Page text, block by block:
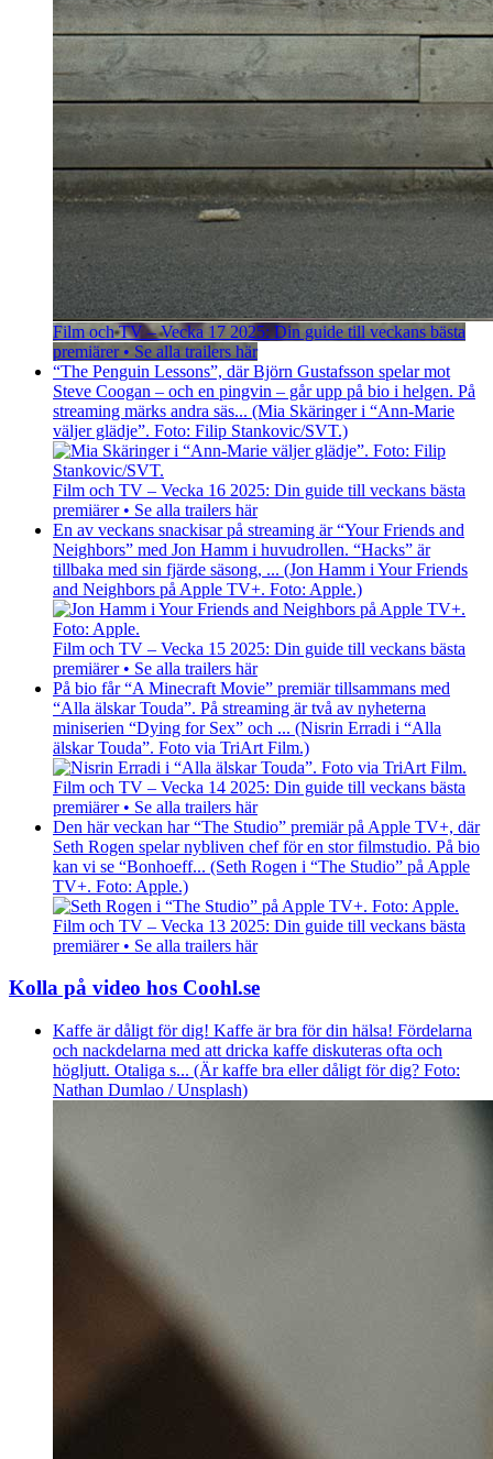
Film och TV – Vecka 17 2025: Din guide till veckans bästa
premiärer • Se alla trailers här
“The Penguin Lessons”, där Björn Gustafsson spelar mot
Steve Coogan – och en pingvin – går upp på bio i helgen. På
streaming märks andra säs... (Mia Skäringer i “Ann-Marie
väljer glädje”. Foto: Filip Stankovic/SVT.)
Film och TV – Vecka 16 2025: Din guide till veckans bästa
premiärer • Se alla trailers här
En av veckans snackisar på streaming är “Your Friends and
Neighbors” med Jon Hamm i huvudrollen. “Hacks” är
tillbaka med sin fjärde säsong, ... (Jon Hamm i Your Friends
and Neighbors på Apple TV+. Foto: Apple.)
Film och TV – Vecka 15 2025: Din guide till veckans bästa
premiärer • Se alla trailers här
På bio får “A Minecraft Movie” premiär tillsammans med
“Alla älskar Touda”. På streaming är två av nyheterna
miniserien “Dying for Sex” och ... (Nisrin Erradi i “Alla
älskar Touda”. Foto via TriArt Film.)
Film och TV – Vecka 14 2025: Din guide till veckans bästa
premiärer • Se alla trailers här
Den här veckan har “The Studio” premiär på Apple TV+, där
Seth Rogen spelar nybliven chef för en stor filmstudio. På bio
kan vi se “Bonhoeff... (Seth Rogen i “The Studio” på Apple
TV+. Foto: Apple.)
Film och TV – Vecka 13 2025: Din guide till veckans bästa
premiärer • Se alla trailers här
Kolla på video hos Coohl.se
Kaffe är dåligt för dig! Kaffe är bra för din hälsa! Fördelarna
och nackdelarna med att dricka kaffe diskuteras ofta och
högljutt. Otaliga s... (Är kaffe bra eller dåligt för dig? Foto:
Nathan Dumlao / Unsplash)